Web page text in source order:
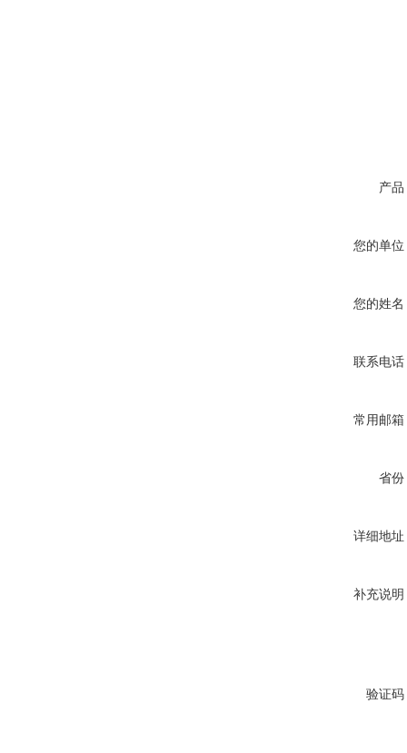
产品
您的单位
您的姓名
联系电话
常用邮箱
省份
详细地址
补充说明
验证码